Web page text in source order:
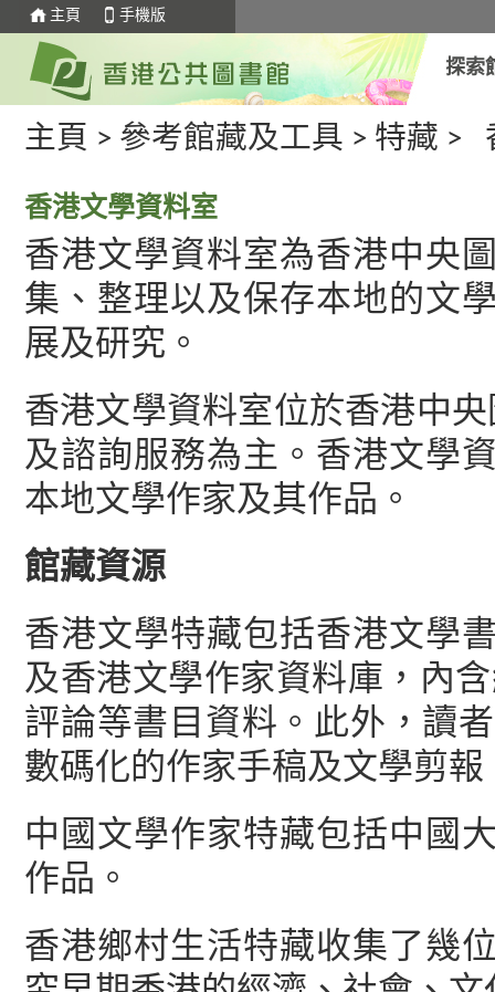
主頁 手機版
探索
主頁 > 參考館藏及工具 > 特藏 >
香港文學資料室
香港文學資料室為香港中央
集、整理以及保存本地的文
展及研究。
香港文學資料室位於香港中
及諮詢服務為主。香港文學
本地文學作家及其作品。
館藏資源
香港文學特藏包括香港文學
及香港文學作家資料庫，內
評論等書目資料。此外，讀
數碼化的作家手稿及文學剪報
中國文學作家特藏包括中國
作品。
香港鄉村生活特藏收集了幾